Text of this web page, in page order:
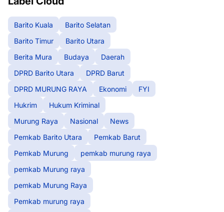
Barito Kuala
Barito Selatan
Barito Timur
Barito Utara
Berita Mura
Budaya
Daerah
DPRD Barito Utara
DPRD Barut
DPRD MURUNG RAYA
Ekonomi
FYI
Hukrim
Hukum Kriminal
Murung Raya
Nasional
News
Pemkab Barito Utara
Pemkab Barut
Pemkab Murung
pemkab murung raya
pemkab Murung raya
pemkab Murung Raya
Pemkab murung raya